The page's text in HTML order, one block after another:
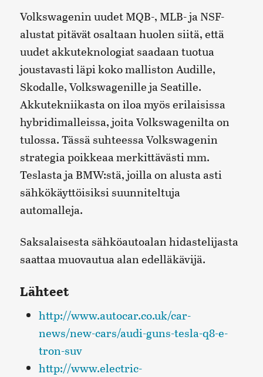
Volkswagenin uudet MQB-, MLB- ja NSF-
alustat pitävät osaltaan huolen siitä, että
uudet akkuteknologiat saadaan tuotua
joustavasti läpi koko malliston Audille,
Skodalle, Volkswagenille ja Seatille.
Akkutekniikasta on iloa myös erilaisissa
hybridimalleissa, joita Volkswagenilta on
tulossa. Tässä suhteessa Volkswagenin
strategia poikkeaa merkittävästi mm.
Teslasta ja BMW:stä, joilla on alusta asti
sähkökäyttöisiksi suunniteltuja
automalleja.
Saksalaisesta sähköautoalan hidastelijasta
saattaa muovautua alan edelläkävijä.
Lähteet
http://www.autocar.co.uk/car-
news/new-cars/audi-guns-tesla-q8-e-
tron-suv
http://www.electric-